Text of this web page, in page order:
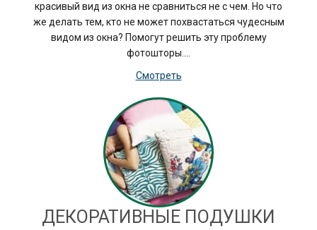
красивый вид из окна не сравниться не с чем. Но что
же делать тем, кто не может похвастаться чудесным
видом из окна? Помогут решить эту проблему
фотошторы….
Смотреть
ДЕКОРАТИВНЫЕ ПОДУШКИ